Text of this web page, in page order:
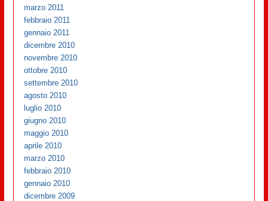
marzo 2011
febbraio 2011
gennaio 2011
dicembre 2010
novembre 2010
ottobre 2010
settembre 2010
agosto 2010
luglio 2010
giugno 2010
maggio 2010
aprile 2010
marzo 2010
febbraio 2010
gennaio 2010
dicembre 2009